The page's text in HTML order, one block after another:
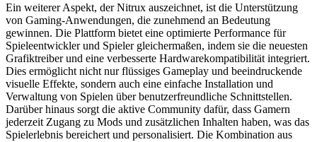
Ein weiterer Aspekt, der Nitrux auszeichnet, ist die Unterstützung
von Gaming-Anwendungen, die zunehmend an Bedeutung
gewinnen. Die Plattform bietet eine optimierte Performance für
Spieleentwickler und Spieler gleichermaßen, indem sie die neuesten
Grafiktreiber und eine verbesserte Hardwarekompatibilität integriert.
Dies ermöglicht nicht nur flüssiges Gameplay und beeindruckende
visuelle Effekte, sondern auch eine einfache Installation und
Verwaltung von Spielen über benutzerfreundliche Schnittstellen.
Darüber hinaus sorgt die aktive Community dafür, dass Gamern
jederzeit Zugang zu Mods und zusätzlichen Inhalten haben, was das
Spielerlebnis bereichert und personalisiert. Die Kombination aus